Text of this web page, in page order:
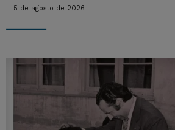
5 de agosto de 2026